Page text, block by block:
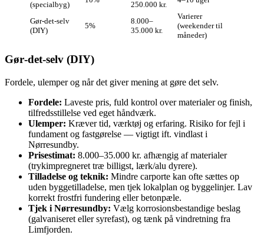
(specialbyg) 250.000 kr.
Gør‑det‑selv
(DIY)
5%
8.000–
35.000 kr.
Varierer
(weekender til
måneder)
Gør‑det‑selv (DIY)
Fordele, ulemper og når det giver mening at gøre det selv.
Fordele: Laveste pris, fuld kontrol over materialer og finish,
tilfredsstillelse ved eget håndværk.
Ulemper: Kræver tid, værktøj og erfaring. Risiko for fejl i
fundament og fastgørelse — vigtigt ift. vindlast i
Nørresundby.
Prisestimat: 8.000–35.000 kr. afhængig af materialer
(trykimpregneret træ billigst, lærk/alu dyrere).
Tilladelse og teknik: Mindre carporte kan ofte sættes op
uden byggetilladelse, men tjek lokalplan og byggelinjer. Lav
korrekt frostfri fundering eller betonpæle.
Tjek i Nørresundby: Vælg korrosionsbestandige beslag
(galvaniseret eller syrefast), og tænk på vindretning fra
Limfjorden.